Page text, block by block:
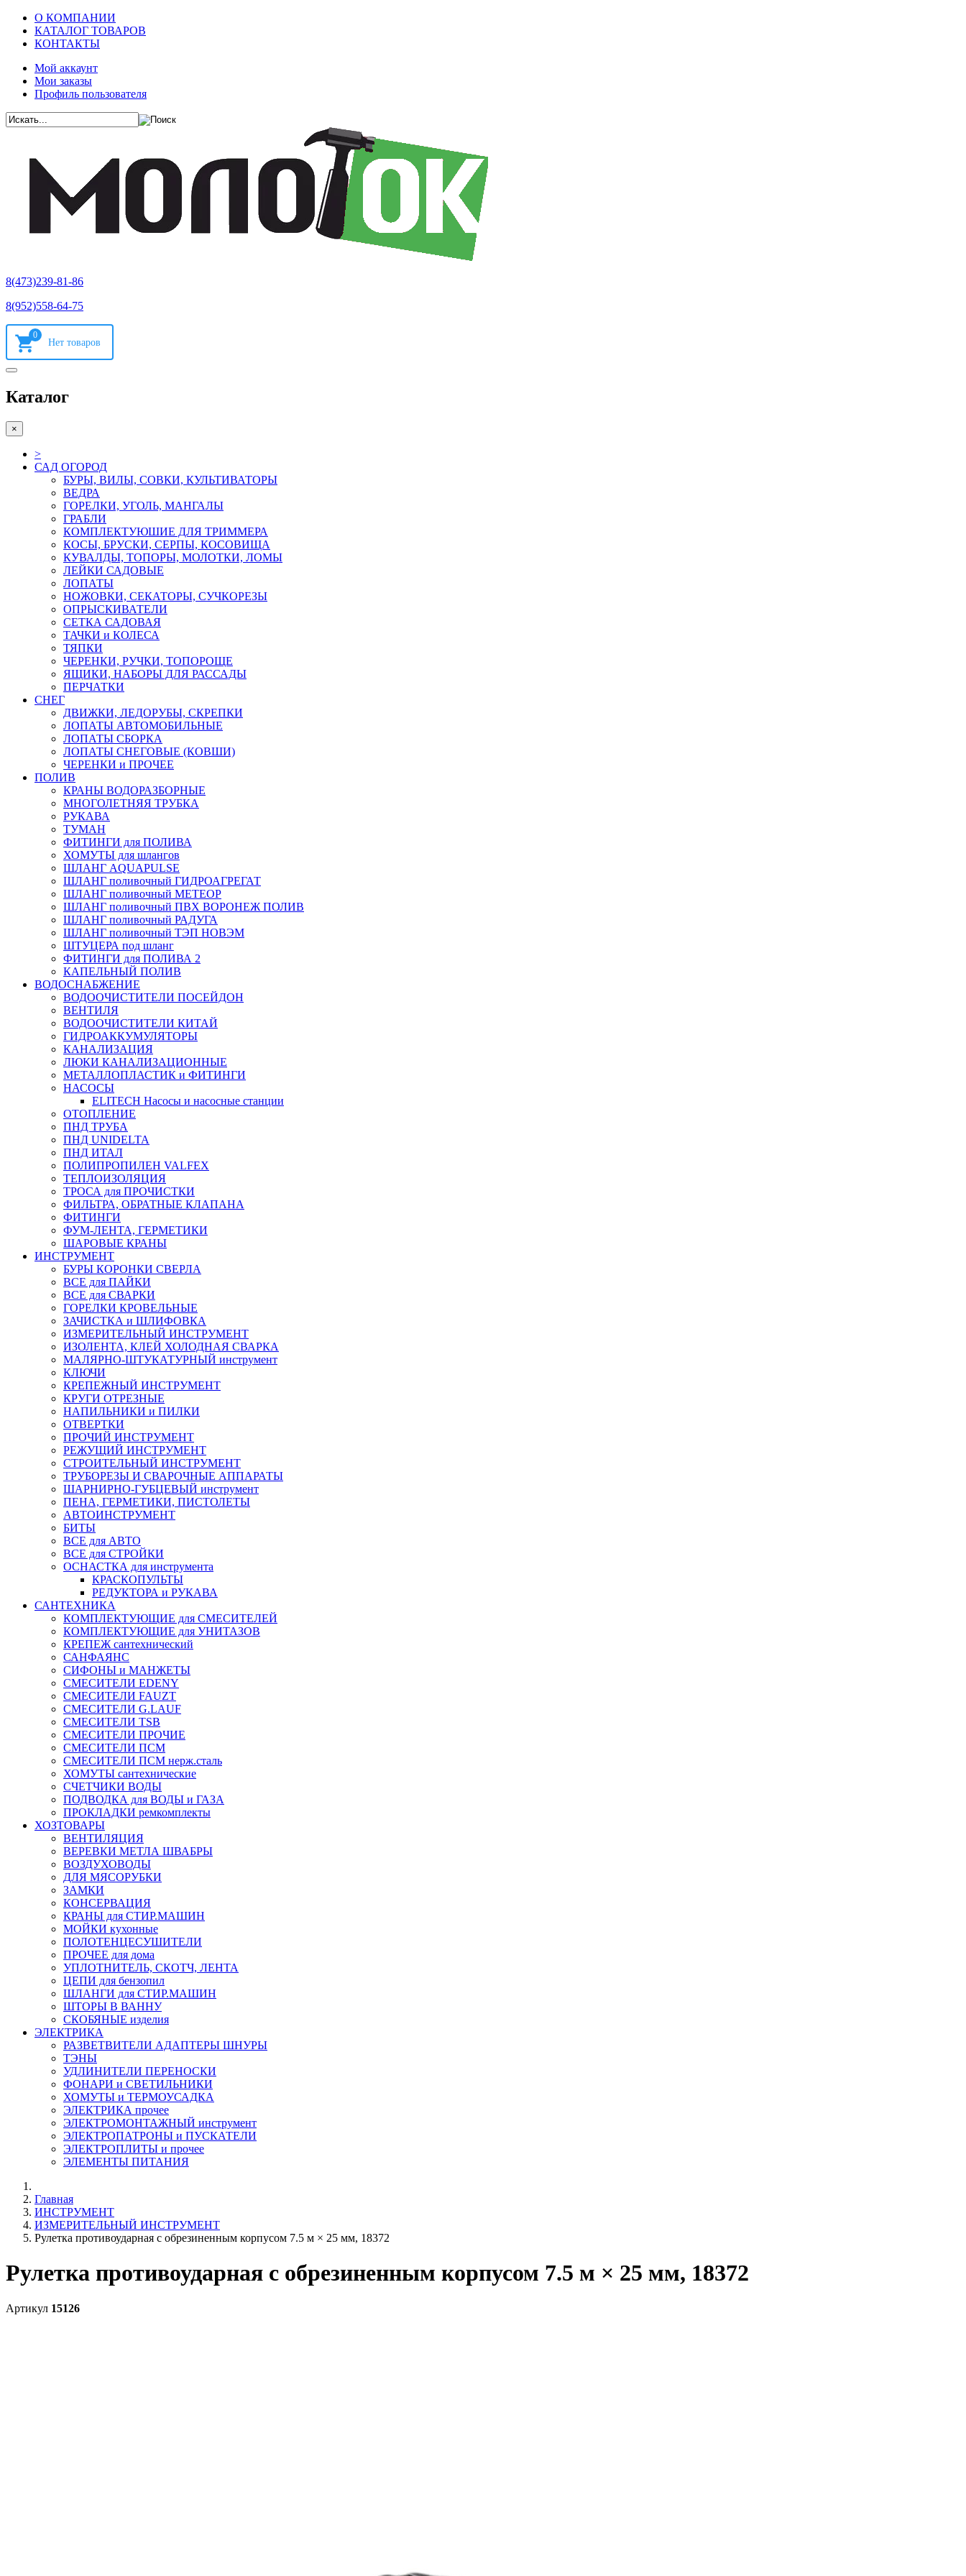
О КОМПАНИИ
КАТАЛОГ ТОВАРОВ
КОНТАКТЫ
Мой аккаунт
Мои заказы
Профиль пользователя
8(473)239-81-86
8(952)558-64-75
0
Каталог
×
>
САД ОГОРОД
БУРЫ, ВИЛЫ, СОВКИ, КУЛЬТИВАТОРЫ
ВЕДРА
ГОРЕЛКИ, УГОЛЬ, МАНГАЛЫ
ГРАБЛИ
КОМПЛЕКТУЮШИЕ ДЛЯ ТРИММЕРА
КОСЫ, БРУСКИ, СЕРПЫ, КОСОВИЩА
КУВАЛДЫ, ТОПОРЫ, МОЛОТКИ, ЛОМЫ
ЛЕЙКИ САДОВЫЕ
ЛОПАТЫ
НОЖОВКИ, СЕКАТОРЫ, СУЧКОРЕЗЫ
ОПРЫСКИВАТЕЛИ
СЕТКА САДОВАЯ
ТАЧКИ и КОЛЕСА
ТЯПКИ
ЧЕРЕНКИ, РУЧКИ, ТОПОРОЩЕ
ЯЩИКИ, НАБОРЫ ДЛЯ РАССАДЫ
ПЕРЧАТКИ
СНЕГ
ДВИЖКИ, ЛЕДОРУБЫ, СКРЕПКИ
ЛОПАТЫ АВТОМОБИЛЬНЫЕ
ЛОПАТЫ СБОРКА
ЛОПАТЫ СНЕГОВЫЕ (КОВШИ)
ЧЕРЕНКИ и ПРОЧЕЕ
ПОЛИВ
КРАНЫ ВОДОРАЗБОРНЫЕ
МНОГОЛЕТНЯЯ ТРУБКА
РУКАВА
ТУМАН
ФИТИНГИ для ПОЛИВА
ХОМУТЫ для шлангов
ШЛАНГ AQUAPULSE
ШЛАНГ поливочный ГИДРОАГРЕГАТ
ШЛАНГ поливочный МЕТЕОР
ШЛАНГ поливочный ПВХ ВОРОНЕЖ ПОЛИВ
ШЛАНГ поливочный РАДУГА
ШЛАНГ поливочный ТЭП НОВЭМ
ШТУЦЕРА под шланг
ФИТИНГИ для ПОЛИВА 2
КАПЕЛЬНЫЙ ПОЛИВ
ВОДОСНАБЖЕНИЕ
ВОДООЧИСТИТЕЛИ ПОСЕЙДОН
ВЕНТИЛЯ
ВОДООЧИСТИТЕЛИ КИТАЙ
ГИДРОАККУМУЛЯТОРЫ
КАНАЛИЗАЦИЯ
ЛЮКИ КАНАЛИЗАЦИОННЫЕ
МЕТАЛЛОПЛАСТИК и ФИТИНГИ
НАСОСЫ
ELITECH Насосы и насосные станции
ОТОПЛЕНИЕ
ПНД ТРУБА
ПНД UNIDELTA
ПНД ИТАЛ
ПОЛИПРОПИЛЕН VALFEX
ТЕПЛОИЗОЛЯЦИЯ
ТРОСА для ПРОЧИСТКИ
ФИЛЬТРА, ОБРАТНЫЕ КЛАПАНА
ФИТИНГИ
ФУМ-ЛЕНТА, ГЕРМЕТИКИ
ШАРОВЫЕ КРАНЫ
ИНСТРУМЕНТ
БУРЫ КОРОНКИ СВЕРЛА
ВСЕ для ПАЙКИ
ВСЕ для СВАРКИ
ГОРЕЛКИ КРОВЕЛЬНЫЕ
ЗАЧИСТКА и ШЛИФОВКА
ИЗМЕРИТЕЛЬНЫЙ ИНСТРУМЕНТ
ИЗОЛЕНТА, КЛЕЙ ХОЛОДНАЯ СВАРКА
МАЛЯРНО-ШТУКАТУРНЫЙ инструмент
КЛЮЧИ
КРЕПЕЖНЫЙ ИНСТРУМЕНТ
КРУГИ ОТРЕЗНЫЕ
НАПИЛЬНИКИ и ПИЛКИ
ОТВЕРТКИ
ПРОЧИЙ ИНСТРУМЕНТ
РЕЖУЩИЙ ИНСТРУМЕНТ
СТРОИТЕЛЬНЫЙ ИНСТРУМЕНТ
ТРУБОРЕЗЫ И СВАРОЧНЫЕ АППАРАТЫ
ШАРНИРНО-ГУБЦЕВЫЙ инструмент
ПЕНА, ГЕРМЕТИКИ, ПИСТОЛЕТЫ
АВТОИНСТРУМЕНТ
БИТЫ
ВСЕ для АВТО
ВСЕ для СТРОЙКИ
ОСНАСТКА для инструмента
КРАСКОПУЛЬТЫ
РЕДУКТОРА и РУКАВА
САНТЕХНИКА
КОМПЛЕКТУЮЩИЕ для СМЕСИТЕЛЕЙ
КОМПЛЕКТУЮЩИЕ для УНИТАЗОВ
КРЕПЕЖ сантехнический
САНФАЯНС
СИФОНЫ и МАНЖЕТЫ
СМЕСИТЕЛИ EDENY
СМЕСИТЕЛИ FAUZT
СМЕСИТЕЛИ G.LAUF
СМЕСИТЕЛИ TSB
СМЕСИТЕЛИ ПРОЧИЕ
СМЕСИТЕЛИ ПСМ
СМЕСИТЕЛИ ПСМ нерж.сталь
ХОМУТЫ сантехнические
СЧЕТЧИКИ ВОДЫ
ПОДВОДКА для ВОДЫ и ГАЗА
ПРОКЛАДКИ ремкомплекты
ХОЗТОВАРЫ
ВЕНТИЛЯЦИЯ
ВЕРЕВКИ МЕТЛА ШВАБРЫ
ВОЗДУХОВОДЫ
ДЛЯ МЯСОРУБКИ
ЗАМКИ
КОНСЕРВАЦИЯ
КРАНЫ для СТИР.МАШИН
МОЙКИ кухонные
ПОЛОТЕНЦЕСУШИТЕЛИ
ПРОЧЕЕ для дома
УПЛОТНИТЕЛЬ, СКОТЧ, ЛЕНТА
ЦЕПИ для бензопил
ШЛАНГИ для СТИР.МАШИН
ШТОРЫ В ВАННУ
СКОБЯНЫЕ изделия
ЭЛЕКТРИКА
РАЗВЕТВИТЕЛИ АДАПТЕРЫ ШНУРЫ
ТЭНЫ
УДЛИНИТЕЛИ ПЕРЕНОСКИ
ФОНАРИ и СВЕТИЛЬНИКИ
ХОМУТЫ и ТЕРМОУСАДКА
ЭЛЕКТРИКА прочее
ЭЛЕКТРОМОНТАЖНЫЙ инструмент
ЭЛЕКТРОПАТРОНЫ и ПУСКАТЕЛИ
ЭЛЕКТРОПЛИТЫ и прочее
ЭЛЕМЕНТЫ ПИТАНИЯ
Главная
ИНСТРУМЕНТ
ИЗМЕРИТЕЛЬНЫЙ ИНСТРУМЕНТ
Рулетка противоударная с обрезиненным корпусом 7.5 м × 25 мм, 18372
Рулетка противоударная с обрезиненным корпусом 7.5 м × 25 мм, 18372
Артикул 15126